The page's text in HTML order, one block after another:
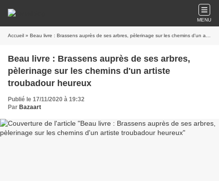
MENU
Accueil » Beau livre : Brassens auprès de ses arbres, pèlerinage sur les chemins d'un artiste troubadour heureux
Beau livre : Brassens auprès de ses arbres,
pèlerinage sur les chemins d'un artiste
troubadour heureux
Publié le 17/11/2020 à 19:32
Par Bazaart